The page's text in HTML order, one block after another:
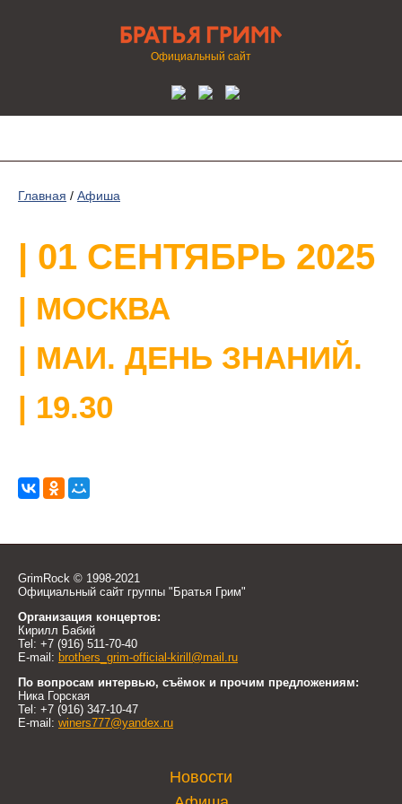
Официальный сайт
Главная / Афиша
| 01 СЕНТЯБРЬ 2025
| МОСКВА
| МАИ. ДЕНЬ ЗНАНИЙ.
| 19.30
GrimRock © 1998-2021
Официальный сайт группы "Братья Грим"
Организация концертов:
Кирилл Бабий
Tel: +7 (916) 511-70-40
E-mail: brothers_grim-official-kirill@mail.ru
По вопросам интервью, съёмок и прочим предложениям:
Ника Горская
Tel: +7 (916) 347-10-47
E-mail: winers777@yandex.ru
Новости